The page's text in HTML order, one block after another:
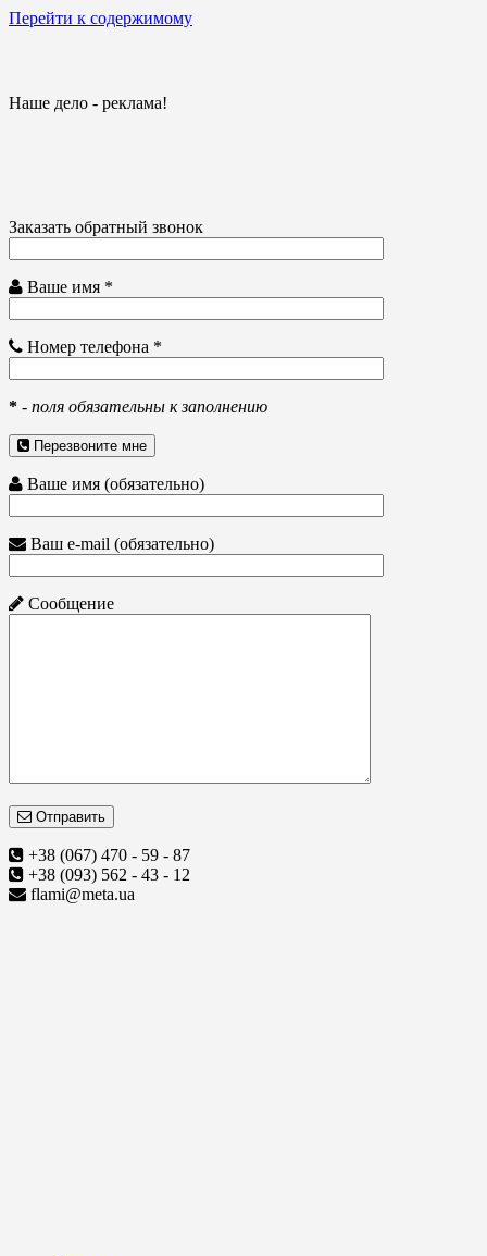
Перейти к содержимому
Наше дело - реклама!
Заказать обратный звонок
Ваше имя *
Номер телефона *
* - поля обязательны к заполнению
Перезвоните мне
Ваше имя (обязательно)
Ваш e-mail (обязательно)
Сообщение
Отправить
+38 (067) 470 - 59 - 87
+38 (093) 562 - 43 - 12
flami@meta.ua